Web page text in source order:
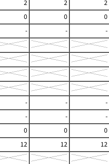
2 2
2
0 0
0
- -
-
- -
-
- -
-
0 0
0
12 12
12